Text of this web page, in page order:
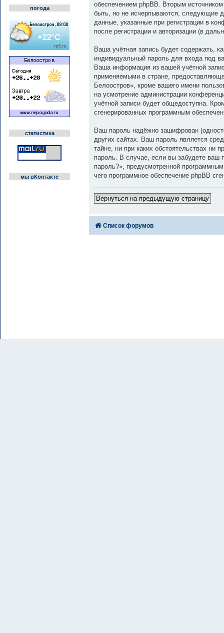
погода
статистика
мы вКонтакте
обеспечением phpBB. Вторым
быть, но не исчерпываются, следующие
данные, указанные при регистрации в
после регистрации и авторизации (в
Ваша учётная запись будет содержать,
индивидуальный пароль для входа под
Ваша информация из вашей учётной
применяемыми в стране,
Белоостров», кроме вашего имени
на усмотрение администрации
учётной записи будет общедоступна.
сгенерированных программным
Ваш пароль надёжно зашифрован
других сайтах. Ваш пароль является
тайне, ни при каких обстоятельствах ни
пароль. В случае, если вы забудете ваш
пароль?», предусмотренной
чего программное обеспечение phpBB
Вернуться на предыдущую страницу
Список форумов